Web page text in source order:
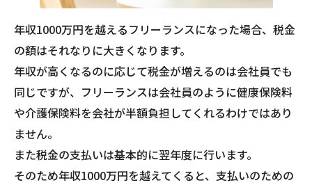
年収1000万円を越えるフリーランスになった場合、税金
の額はそれなりに大きくなります。
年収が高くなるのに応じて税金が増えるのは会社員でも
同じですが、フリーランスは会社員のように健康保険料
や介護保険料を会社が半額負担してくれるわけではあり
ません。
また税金の支払いは基本的に翌年度に行います。
そのため年収1000万円を越えてくると、支払いのための